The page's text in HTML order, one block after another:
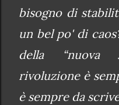
bisogno di
un bel po' di
della “nuova
rivoluzione è
è sempre da